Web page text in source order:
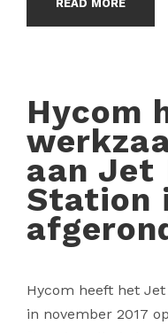
READ MORE
Hycom
aan Jet
Station
Hycom heeft het
in november 2017